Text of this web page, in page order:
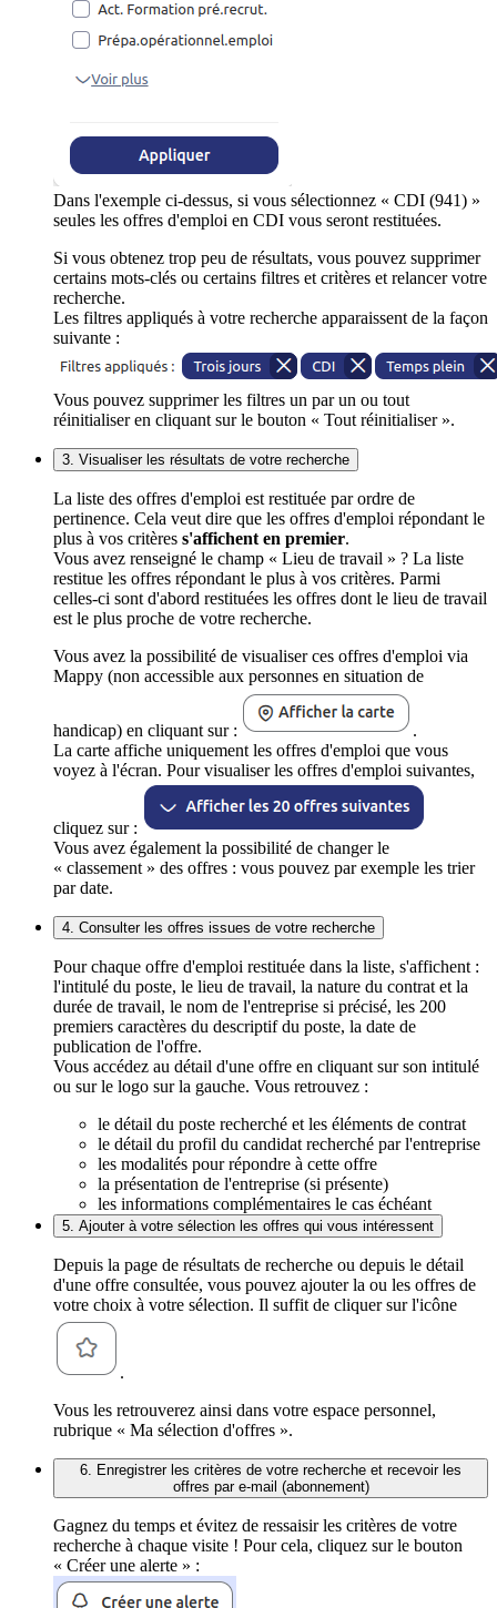
Dans l'exemple ci-dessus, si vous sélectionnez « CDI (941) »
seules les offres d'emploi en CDI vous seront restituées.
Si vous obtenez trop peu de résultats, vous pouvez supprimer
certains mots-clés ou certains filtres et critères et relancer votre
recherche.
Les filtres appliqués à votre recherche apparaissent de la façon
suivante :
Vous pouvez supprimer les filtres un par un ou tout
réinitialiser en cliquant sur le bouton « Tout réinitialiser ».
3. Visualiser les résultats de votre recherche
La liste des offres d'emploi est restituée par ordre de
pertinence. Cela veut dire que les offres d'emploi répondant le
plus à vos critères s'affichent en premier.
Vous avez renseigné le champ « Lieu de travail » ? La liste
restitue les offres répondant le plus à vos critères. Parmi
celles-ci sont d'abord restituées les offres dont le lieu de travail
est le plus proche de votre recherche.
Vous avez la possibilité de visualiser ces offres d'emploi via
Mappy (non accessible aux personnes en situation de
handicap) en cliquant sur :
.
La carte affiche uniquement les offres d'emploi que vous
voyez à l'écran. Pour visualiser les offres d'emploi suivantes,
cliquez sur :
Vous avez également la possibilité de changer le
« classement » des offres : vous pouvez par exemple les trier
par date.
4. Consulter les offres issues de votre recherche
Pour chaque offre d'emploi restituée dans la liste, s'affichent :
l'intitulé du poste, le lieu de travail, la nature du contrat et la
durée de travail, le nom de l'entreprise si précisé, les 200
premiers caractères du descriptif du poste, la date de
publication de l'offre.
Vous accédez au détail d'une offre en cliquant sur son intitulé
ou sur le logo sur la gauche. Vous retrouvez :
le détail du poste recherché et les éléments de contrat
le détail du profil du candidat recherché par l'entreprise
les modalités pour répondre à cette offre
la présentation de l'entreprise (si présente)
les informations complémentaires le cas échéant
5. Ajouter à votre sélection les offres qui vous intéressent
Depuis la page de résultats de recherche ou depuis le détail
d'une offre consultée, vous pouvez ajouter la ou les offres de
votre choix à votre sélection. Il suffit de cliquer sur l'icône
.
Vous les retrouverez ainsi dans votre espace personnel,
rubrique « Ma sélection d'offres ».
6. Enregistrer les critères de votre recherche et recevoir les
offres par e-mail (abonnement)
Gagnez du temps et évitez de ressaisir les critères de votre
recherche à chaque visite ! Pour cela, cliquez sur le bouton
« Créer une alerte » :